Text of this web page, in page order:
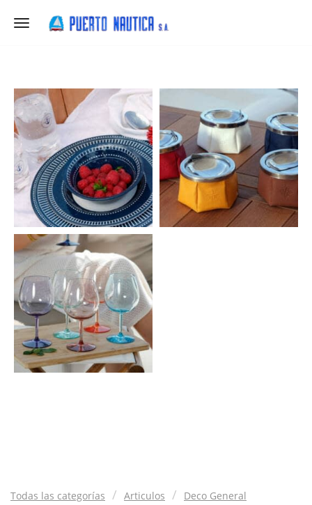
Toggle navigation
Todas las categorías Articulos
Deco General